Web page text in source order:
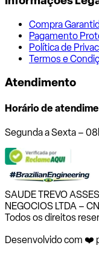
Compra
Pagamento
Política de
Termos e
Atendimento
Horário de
Segunda a Sexta –
SAUDE TREVO
NEGOCIOS LTDA –
Todos os direitos
Desenvolvido com ❤️